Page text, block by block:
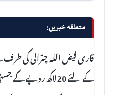
متعلقہ خبریں:
قاری فیض اللہ چترالی کی
کے لئے 20لاکھ روپے کے جستی چادریں اپرچترال پہنچائی گئی